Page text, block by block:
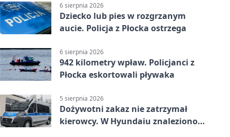
6 sierpnia 2026
Dziecko lub pies w rozgrzanym
aucie. Policja z Płocka ostrzega
6 sierpnia 2026
942 kilometry wpław. Policjanci z
Płocka eskortowali pływaka
5 sierpnia 2026
Dożywotni zakaz nie zatrzymał
kierowcy. W Hyundaiu znaleziono